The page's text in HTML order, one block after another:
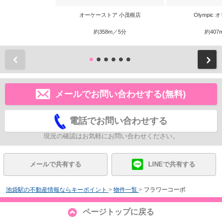
オーケーストア 小茂根店
約358m／5分
Olympic オ
約
メールでお問い合わせする(無料)
電話でお問い合わせする
現況の確認はお気軽にお問い合わせください。
メールで共有する LINEで共有する
池袋駅の不動産情報ならキーポイント > 物件一覧 > フラワーコーポ
ページトップに戻る